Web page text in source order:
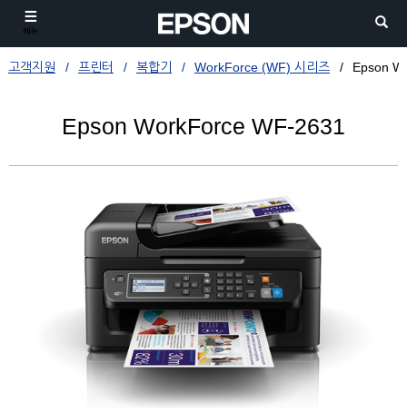
메뉴
고객지원 프린터 복합기 WorkForce (WF) 시리즈 Epson
Epson WorkForce WF-2631